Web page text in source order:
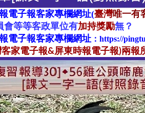
電子報客家專欄網址(臺灣唯一有
會等等客政單位有加持獎勵無？
電子報客家專欄網址： https://
家電子報&屏東時報電子報)兩報